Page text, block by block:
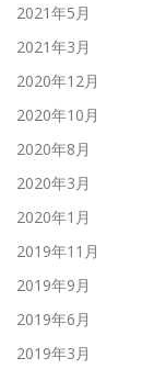
2021年5月
2021年3月
2020年12月
2020年10月
2020年8月
2020年3月
2020年1月
2019年11月
2019年9月
2019年6月
2019年3月